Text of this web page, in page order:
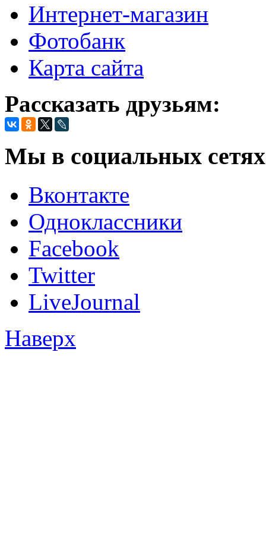
Интернет-магазин
Фотобанк
Карта сайта
Рассказать друзьям:
Мы в социальных
Вконтакте
Одноклассники
Facebook
Twitter
LiveJournal
Наверх